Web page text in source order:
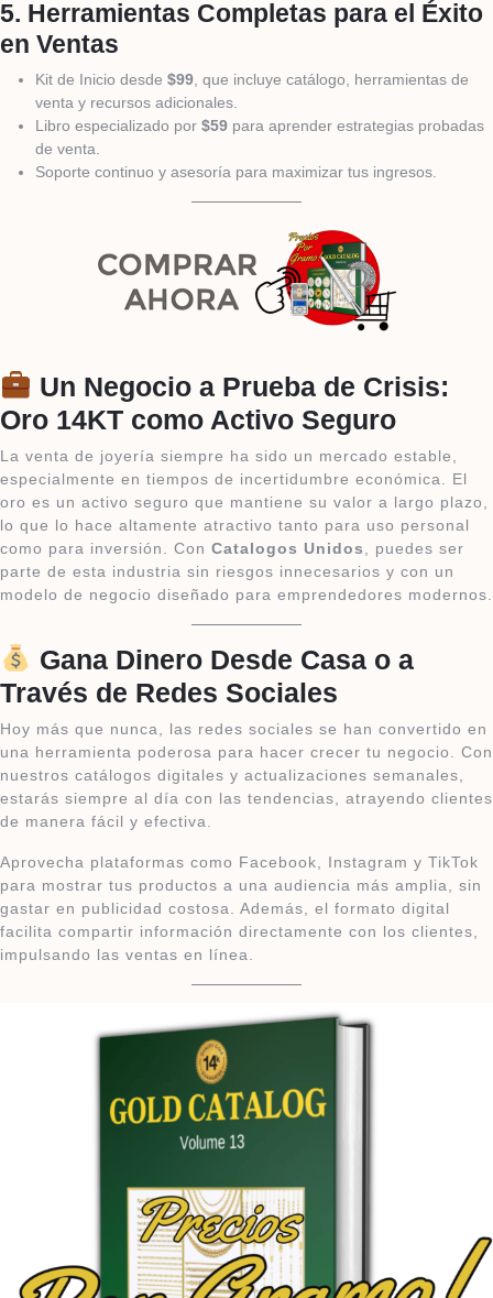
5. Herramientas Completas para el Éxito
en Ventas
Kit de Inicio desde $99 , que incluye catálogo, herramientas de
venta y recursos adicionales.
Libro especializado por $59 para aprender estrategias probadas
de venta.
Soporte continuo y asesoría para maximizar tus ingresos.
Un Negocio a Prueba de Crisis:
Oro 14KT como Activo Seguro
La venta de joyería siempre ha sido un mercado estable,
especialmente en tiempos de incertidumbre económica. El
oro es un activo seguro que mantiene su valor a largo plazo,
lo que lo hace altamente atractivo tanto para uso personal
como para inversión. Con Catalogos Unidos
, puedes ser
parte de esta industria sin riesgos innecesarios y con un
modelo de negocio diseñado para emprendedores modernos.
Gana Dinero Desde Casa o a
Través de Redes Sociales
Hoy más que nunca, las redes sociales se han convertido en
una herramienta poderosa para hacer crecer tu negocio. Con
nuestros catálogos digitales y actualizaciones semanales,
estarás siempre al día con las tendencias, atrayendo clientes
de manera fácil y efectiva.
Aprovecha plataformas como Facebook, Instagram y TikTok
para mostrar tus productos a una audiencia más amplia, sin
gastar en publicidad costosa. Además, el formato digital
facilita compartir información directamente con los clientes,
impulsando las ventas en línea.